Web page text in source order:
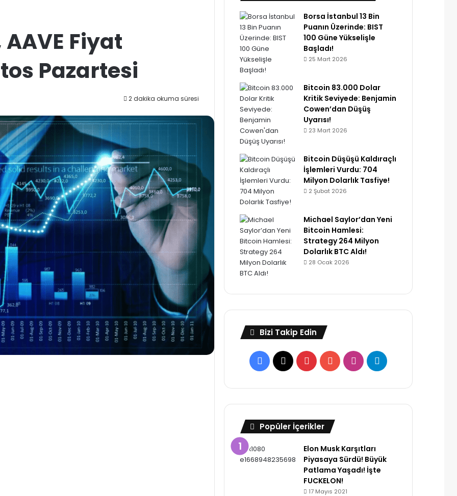
Fiyat
Pazartesi
2 dakika okuma süresi
Borsa İstanbul 13 Bin
Puanın Üzerinde: BIST
100 Güne Yükselişle
Başladı!
25 Mart 2026
Bitcoin 83.000 Dolar
Kritik Seviyede: Benjamin
Cowen’dan Düşüş
Uyarısı!
23 Mart 2026
Bitcoin Düşüşü Kaldıraçlı
İşlemleri Vurdu: 704
Milyon Dolarlık Tasfiye!
2 Şubat 2026
Michael Saylor’dan Yeni
Bitcoin Hamlesi:
Strategy 264 Milyon
Dolarlık BTC Aldı!
28 Ocak 2026
Bizi Takip Edin
Facebook
X PinterestYouTubeInstagramTelegram
Popüler İçerikler
Elon Musk Karşıtları
Piyasaya Sürdü! Büyük
Patlama Yaşadı! İşte
FUCKELON!
17 Mayıs 2021